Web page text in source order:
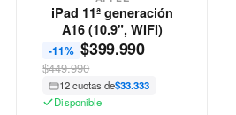
iPad 11ª generación
A16 (10.9", WIFI)
-11% $399.990
$449.990
12 cuotas de$33.333
Disponible